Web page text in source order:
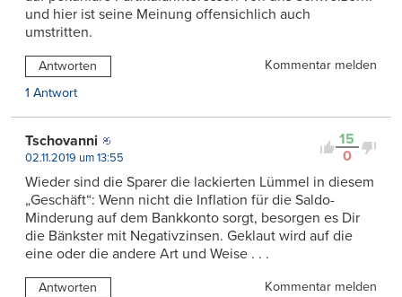
und hier ist seine Meinung offensichlich auch
umstritten.
Antworten
Kommentar melden
1 Antwort
15
0
Tschovanni
02.11.2019 um 13:55
Wieder sind die Sparer die lackierten Lümmel in diesem
„Geschäft“: Wenn nicht die Inflation für die Saldo-
Minderung auf dem Bankkonto sorgt, besorgen es Dir
die Bänkster mit Negativzinsen. Geklaut wird auf die
eine oder die andere Art und Weise . . .
Antworten
Kommentar melden